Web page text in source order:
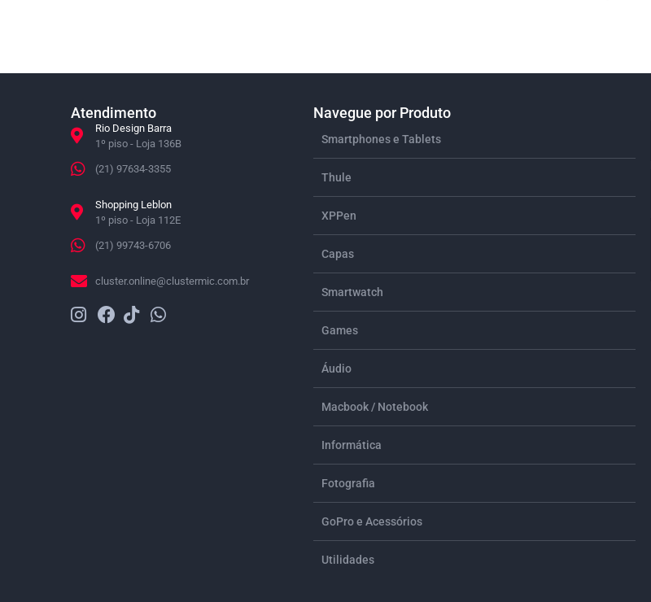
Atendimento
Rio Design Barra
1º piso - Loja 136B
(21) 97634-3355
Shopping Leblon
1º piso - Loja 112E
(21) 99743-6706
cluster.online@clustermic.com.br
Navegue por Produto
Smartphones e Tablets
Thule
XPPen
Capas
Smartwatch
Games
Áudio
Macbook / Notebook
Informática
Fotografia
GoPro e Acessórios
Utilidades